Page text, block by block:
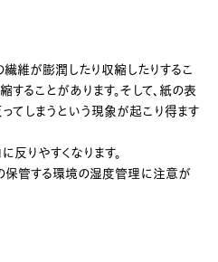
維が膨潤したり収縮したりするこ
ることがあります。そして、紙の表
てしまうという現象が起こり得ます
りやすくなります。
保管する環境の湿度管理に注意が